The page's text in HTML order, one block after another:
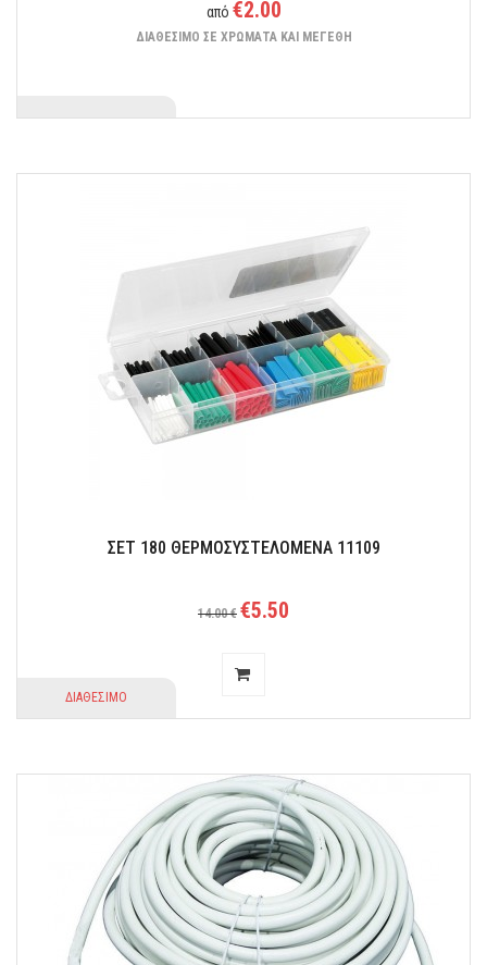
από €2.00
ΔΙΑΘΕΣΙΜΟ ΣΕ ΧΡΩΜΑΤΑ ΚΑΙ ΜΕΓΕΘΗ
ΣΕΤ 180 ΘΕΡΜΟΣΥΣΤΕΛΟΜΕΝΑ 11109
14.00 € €5.50
ΔΙΑΘΕΣΙΜΟ
Απαραίτητο καλώδιο για τους λάτρεις της μουσικής!